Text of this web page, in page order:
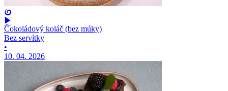
Čokoládový koláč (bez múky)
Bez servítky
•
10. 04. 2026